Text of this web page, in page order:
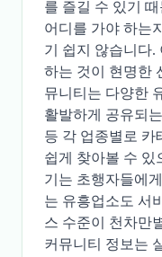
를 즐길 수 있기
어디를 가야 하는
기 쉽지 않습니다.
하는 것이 현명한
뮤니티는 다양한
활발하게 공유되
등 각 업종별로 카
쉽게 찾아볼 수 있
기는 초행자들에
는 유흥업소도 서
스 수준이 천차만
커뮤니티 정보는